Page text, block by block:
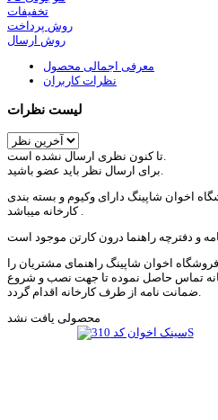
تخفیفات
روش پرداخت
روش ارسال
معرفی اجمالی محصول
نظرات کاربران
لیست نظرات
اخوان شاپینگ دارای وکیوم و بسته بندی
کارخانه میباشد .
اخوان شاپینگ راهنمای مشتریان را
تماس حاصل نموده تا جهت نصب و شروع
محصولی یافت نشد